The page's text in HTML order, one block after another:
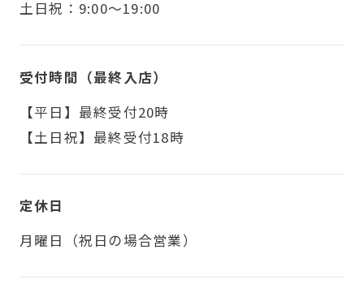
土日祝：9:00～19:00
受付時間（最終入店）
【平日】最終受付20時
【土日祝】最終受付18時
定休日
月曜日（祝日の場合営業）